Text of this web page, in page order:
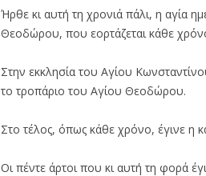
Ήρθε κι αυτή τη χρονιά πάλι, η αγία
Θεοδώρου, που εορτάζεται κάθε
Στην εκκλησία του Αγίου
το τροπάριο του Αγίου Θεοδώρου.
Στο τέλος, όπως κάθε χρόνο, έγινε η
Οι πέντε άρτοι που κι αυτή τη φορά